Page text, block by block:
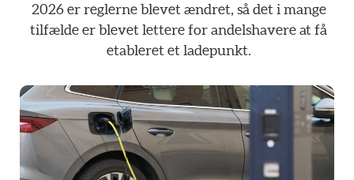
2026 er reglerne blevet ændret, så det i mange
tilfælde er blevet lettere for andelshavere at få
etableret et ladepunkt.